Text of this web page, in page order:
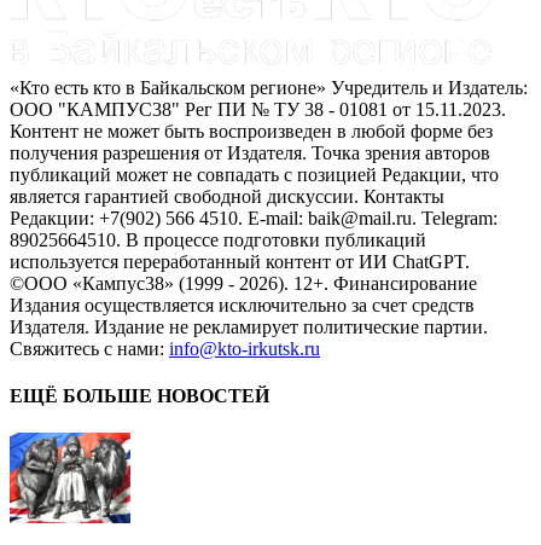
«Кто есть кто в Байкальском регионе» Учредитель и Издатель:
ООО "КАМПУС38" Рег ПИ № ТУ 38 - 01081 от 15.11.2023.
Контент не может быть воспроизведен в любой форме без
получения разрешения от Издателя. Точка зрения авторов
публикаций может не совпадать с позицией Редакции, что
является гарантией свободной дискуссии. Контакты
Редакции: +7(902) 566 4510. E-mail: baik@mail.ru. Telegram:
89025664510. В процессе подготовки публикаций
используется переработанный контент от ИИ ChatGPT.
©ООО «Кампус38» (1999 - 2026). 12+. Финансирование
Издания осуществляется исключительно за счет средств
Издателя. Издание не рекламирует политические партии.
Свяжитесь с нами: info@kto-irkutsk.ru
ЕЩЁ БОЛЬШЕ НОВОСТЕЙ